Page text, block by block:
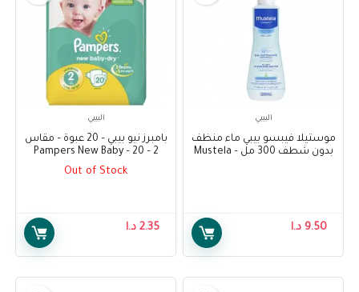
البيبي
موستيلا فيبسو بيبي ماء منظف
بدون شطف 300 مل – Mustela
9.50 د.ا
البيبي
بامبرز نيو بيبي – 20 عبوة – مقاس
2 – Pampers New Baby – 20
Pack – Size 2
Out of Stock
2.35 د.ا